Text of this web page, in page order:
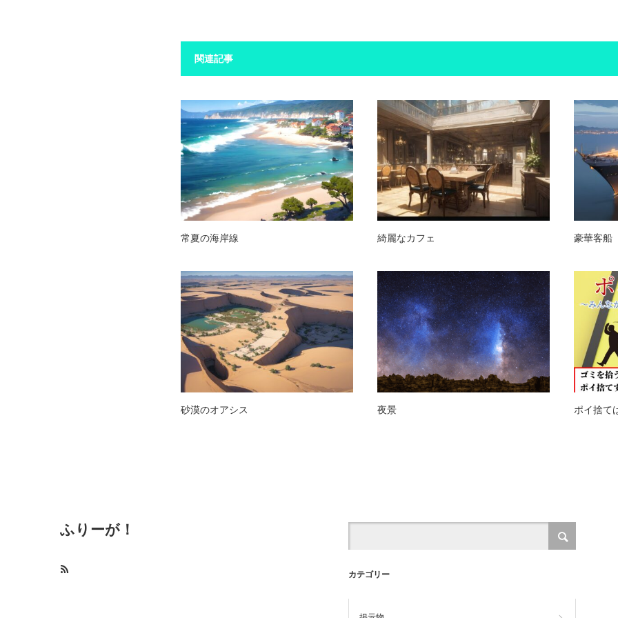
関連記事
常夏の海岸線 綺麗なカフェ 豪華客船
砂漠のオアシス 夜景 ポイ捨て
ふりーが！
カテゴリー